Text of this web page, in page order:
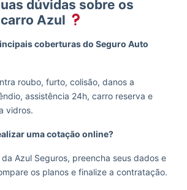
dúvidas sobre os
Azul
coberturas do Seguro Auto
roubo, furto, colisão, danos a
assistência 24h, carro reserva e
vidros.
uma cotação online?
Azul Seguros, preencha seus dados e
os planos e finalize a contratação.